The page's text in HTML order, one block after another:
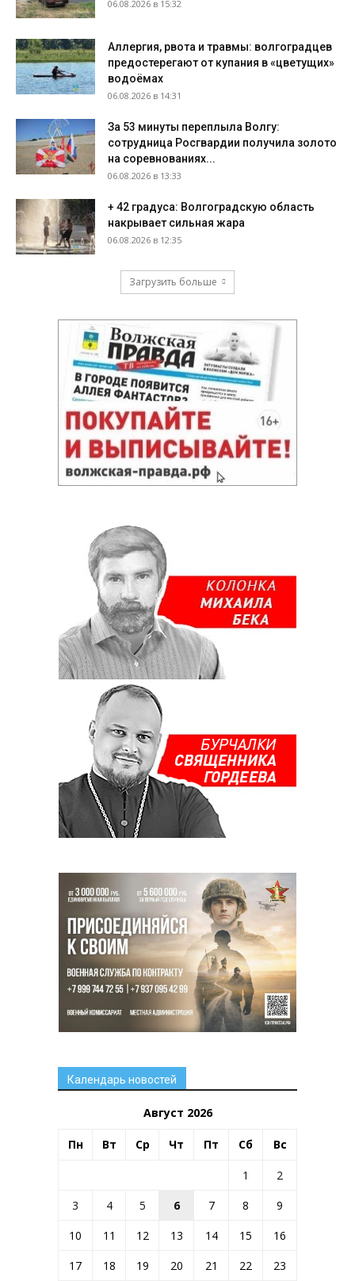
06.08.2026 в 15:32
Аллергия, рвота и травмы: волгоградцев
предостерегают от купания в «цветущих»
водоёмах
06.08.2026 в 14:31
За 53 минуты переплыла Волгу:
сотрудница Росгвардии получила золото
на соревнованиях...
06.08.2026 в 13:33
+ 42 градуса: Волгоградскую область
накрывает сильная жара
06.08.2026 в 12:35
Загрузить больше
Календарь новостей
Август 2026
Пн Вт Ср Чт Пт Сб Вс
1
2
3
4 5 6 7 8
9
10
11 12 13 14 15
16
17
18 19 20 21 22
23